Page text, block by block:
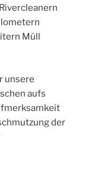
Müll
unsere
aufs
der